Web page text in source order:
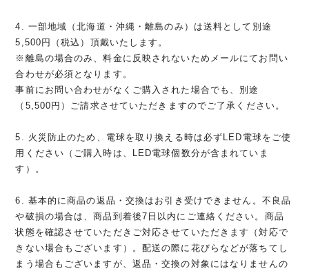
4. 一部地域（北海道・沖縄・離島のみ）は送料として別途
5,500円（税込）頂戴いたします。
※離島の場合のみ、料金に反映されないためメールにてお問い
合わせが必須となります。
事前にお問い合わせがなくご購入された場合でも、別途
（5,500円）ご請求させていただきますのでご了承ください。
5. 火災防止のため、電球を取り換える時は必ずLED電球をご使
用ください（ご購入時は、LED電球個数分が含まれていま
す）。
6. 基本的に商品の返品・交換はお引き受けできません。不良品
や破損の場合は、商品到着後7日以内にご連絡ください。商品
状態を確認させていただきご対応させていただきます（対応で
きない場合もございます）。配送の際に花びらなどが落ちてし
まう場合もございますが、返品・交換の対象にはなりませんの